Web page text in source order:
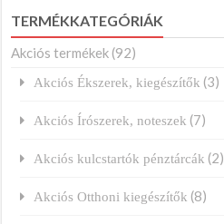
TERMÉKKATEGÓRIÁK
Akciós termékek (92)
Akciós Ékszerek, kiegészítők (3)
Akciós Írószerek, noteszek (7)
Akciós kulcstartók pénztárcák (2)
Akciós Otthoni kiegészítők (8)